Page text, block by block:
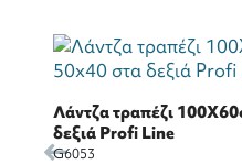
Λάντζα τραπέζι
δεξιά Profi Line
G6053